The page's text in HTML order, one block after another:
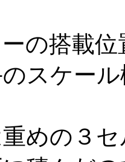
の搭載
スケー
めの３